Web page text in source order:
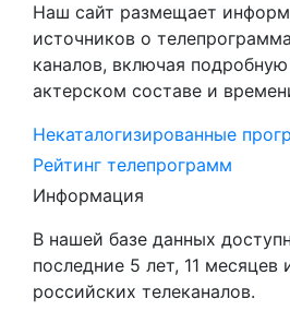
Наш сайт размещает
источников о
каналов, включая
актерском составе и
Некаталогизированные
Рейтинг телепрограмм
Информация
В нашей базе данных
последние 5 лет, 11
российских телеканалов.